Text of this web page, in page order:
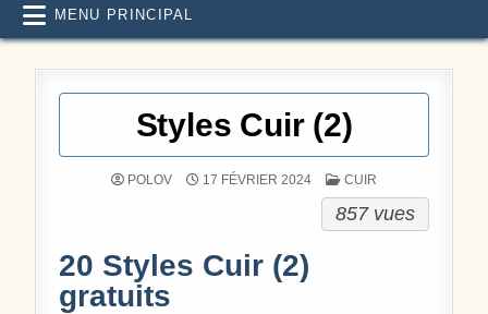
MENU PRINCIPAL
Styles Cuir (2)
POLOV 17 FÉVRIER 2024 POSTÉ DANS
CUIR
857 vues
20 Styles Cuir (2)
gratuits